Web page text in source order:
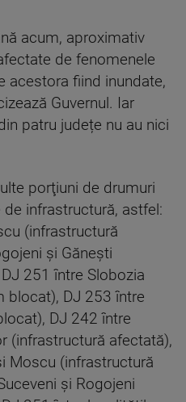
acum, aproximativ
de fenomenele
acestora fiind inundate,
Guvernul. Iar
patru județe nu au nici
porţiuni de drumuri
infrastructură, astfel:
(infrastructură
şi Găneşti
251 între Slobozia
blocat), DJ 253 între
DJ 242 între
(infrastructură afectată),
Moscu (infrastructură
şi Rogojeni